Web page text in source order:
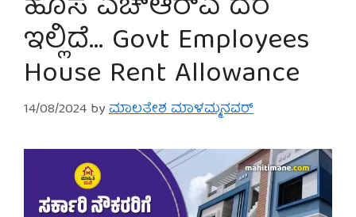
ಇಲ್ಲಿದೆ… Govt Employees
House Rent Allowance
14/08/2024 byಮಾಲತೇಶ ಮಾಳಮ್ಮನವರ್